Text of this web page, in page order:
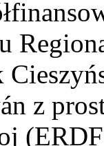
z